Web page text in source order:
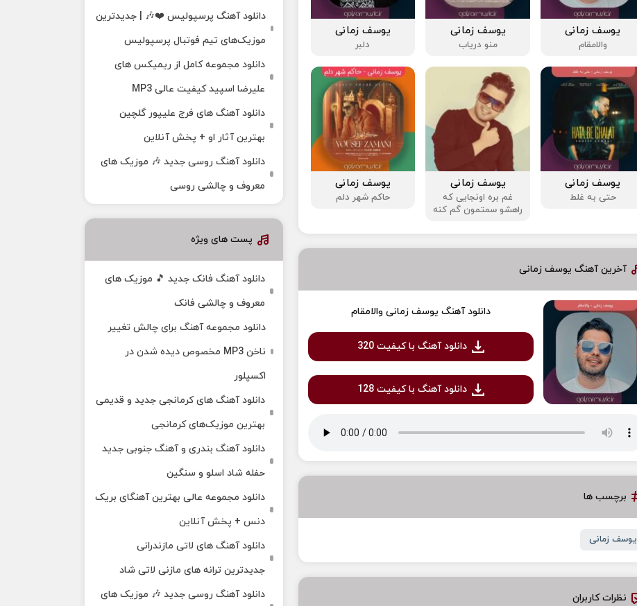
یوسف زمانی
والامقام
یوسف زمانی
منو دریاب
یوسف زمانی
دلبر
یوسف زمانی
حتی به غلط
یوسف زمانی
غم بره اونجایی که
راهشو سمتمون گم کنه
یوسف زمانی
حاکم شهر دلم
آخرین آهنگ یوسف زمانی
دانلود آهنگ یوسف زمانی والامقام
دانلود آهنگ با کیفیت 320
دانلود آهنگ با کیفیت 128
برچسب ها
یوسف زمانی
نظرات کاربران
دانلود آهنگ پرسپولیس ❤️🎶 | جدیدترین
موزیک‌های تیم فوتبال پرسپولیس
دانلود مجموعه کامل از ریمیکس های
علیرضا اسپید کیفیت عالی MP3
دانلود آهنگ های فرج علیپور گلچین
بهترین آثار او + پخش آنلاین
دانلود آهنگ روسی جدید 🎶 موزیک‌ های
معروف و چالشی روسی
پست های ویژه
دانلود آهنگ فانک جدید 🎵 موزیک‌ های
معروف و چالشی فانک
دانلود مجموعه آهنگ برای چالش تغییر
ناخن MP3 مخصوص دیده شدن در
اکسپلور
دانلود آهنگ‌ های کرمانجی جدید و قدیمی
بهترین موزیک‌های کرمانجی
دانلود آهنگ بندری و آهنگ جنوبی جدید
حفله شاد اسلو و سنگین
دانلود مجموعه عالی بهترین آهنگای بریک
دنس + پخش آنلاین
دانلود آهنگ‌ های لاتی مازندرانی
جدیدترین ترانه های مازنی لاتی شاد
دانلود آهنگ روسی جدید 🎶 موزیک‌ های